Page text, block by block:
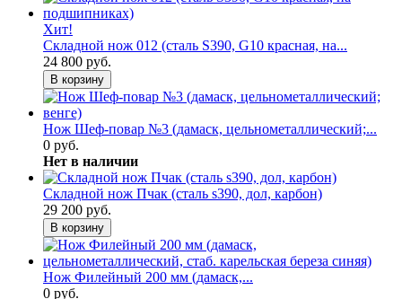
Хит!
Складной нож 012 (сталь S390, G10 красная, на...
24 800 руб.
В корзину
Нож Шеф-повар №3 (дамаск, цельнометаллический;...
0 руб.
Нет в наличии
Складной нож Пчак (сталь s390, дол, карбон)
29 200 руб.
В корзину
Нож Филейный 200 мм (дамаск,...
0 руб.